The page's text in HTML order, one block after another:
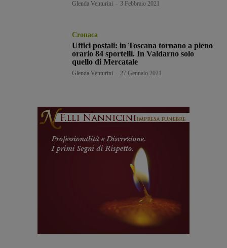
Glenda Venturini 3 Febbraio 2021
Cronaca
Uffici postali: in Toscana tornano a pieno
orario 84 sportelli. In Valdarno solo
quello di Mercatale
Glenda Venturini 27 Gennaio 2021